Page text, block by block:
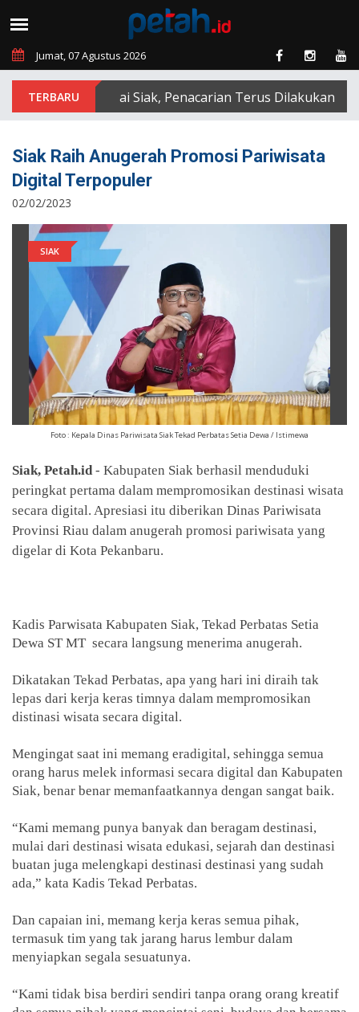
Jumat, 07 Agustus 2026
Arus Sungai Siak, Penacarian Terus Dilakukan
Siak Raih Anugerah Promosi Pariwisata
Digital Terpopuler
02/02/2023
SIAK
Foto : Kepala Dinas Pariwisata Siak Tekad Perbatas Setia Dewa / Istimewa
Siak, Petah.id- Kabupaten Siak berhasil menduduki
peringkat pertama dalam mempromosikan destinasi wisata
secara digital. Apresiasi itu diberikan Dinas Pariwisata
Provinsi Riau dalam anugerah promosi pariwisata yang
digelar di Kota Pekanbaru.
Kadis Parwisata Kabupaten Siak, Tekad Perbatas Setia
Dewa ST MT secara langsung menerima anugerah.
Dikatakan Tekad Perbatas, apa yang hari ini diraih tak
lepas dari kerja keras timnya dalam mempromosikan
distinasi wisata secara digital.
Mengingat saat ini memang eradigital, sehingga semua
orang harus melek informasi secara digital dan Kabupaten
Siak, benar benar memanfaatkannya dengan sangat baik.
“Kami memang punya banyak dan beragam destinasi,
mulai dari destinasi wisata edukasi, sejarah dan destinasi
buatan juga melengkapi destinasi destinasi yang sudah
ada,” kata Kadis Tekad Perbatas.
Dan capaian ini, memang kerja keras semua pihak,
termasuk tim yang tak jarang harus lembur dalam
menyiapkan segala sesuatunya.
“Kami tidak bisa berdiri sendiri tanpa orang orang kreatif